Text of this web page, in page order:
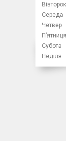
Вівторок
Середа
Четвер
Пʼятниця
Субота
Неділя